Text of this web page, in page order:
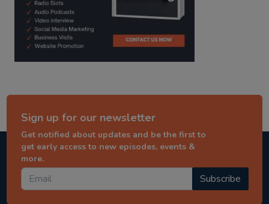
Sign up for our newsletter
Get notified about updates and be the first to
get early access to new episodes, events &
more.
Subscribe